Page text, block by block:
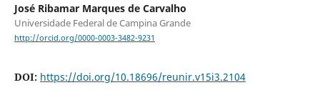
José Ribamar Marques de Carvalho
Universidade Federal de Campina Grande
http://orcid.org/0000-0003-3482-9231
DOI: https://doi.org/10.18696/reunir.v15i3.2104